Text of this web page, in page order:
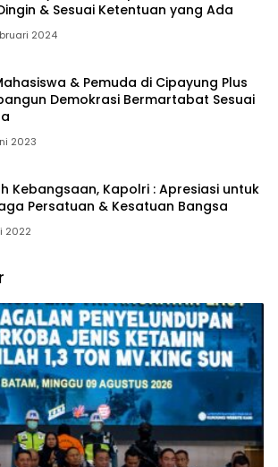
& Sesuai Ketentuan yang Ada
2024
& Pemuda di Cipayung Plus
Demokrasi Bermartabat Sesuai
2023
Kebangsaan, Kapolri : Apresiasi untuk
Persatuan & Kesatuan Bangsa
2022